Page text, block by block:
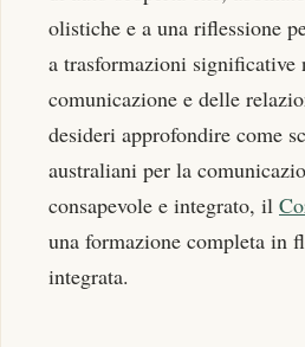
olistiche e a una riflessione
a trasformazioni significative
comunicazione e delle
desideri approfondire come
australiani per la
consapevole e integrato, il
una formazione completa in
integrata.